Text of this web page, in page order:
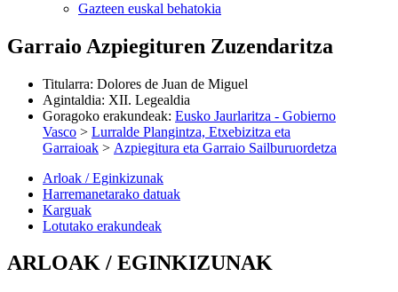
Gazteen euskal behatokia
Garraio Azpiegituren Zuzendaritza
Titularra: Dolores de Juan de Miguel
Agintaldia: XII. Legealdia
Goragoko erakundeak: Eusko Jaurlaritza - Gobierno
Vasco > Lurralde Plangintza, Etxebizitza eta
Garraioak > Azpiegitura eta Garraio Sailburuordetza
Arloak / Eginkizunak
Harremanetarako datuak
Karguak
Lotutako erakundeak
ARLOAK / EGINKIZUNAK